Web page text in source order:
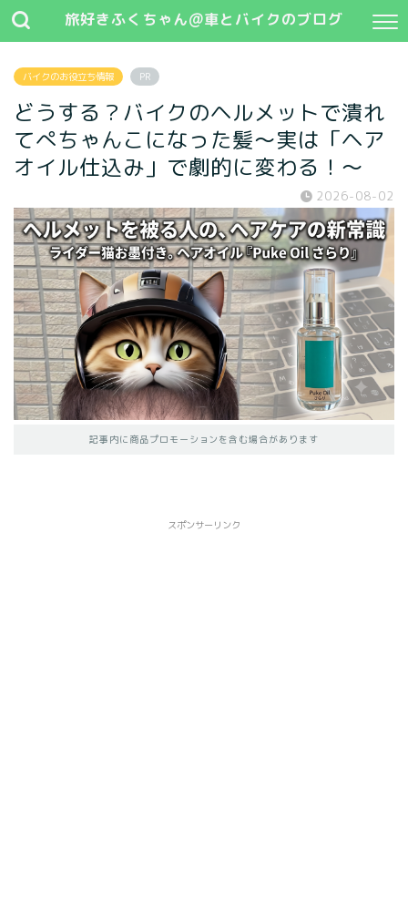
旅好きふくちゃん@車とバイクのブログ
バイクのお役立ち情報 PR
どうする？バイクのヘルメットで潰れ
てぺちゃんこになった髪〜実は「ヘア
オイル仕込み」で劇的に変わる！〜
2026-08-02
記事内に商品プロモーションを含む場合があります
スポンサーリンク